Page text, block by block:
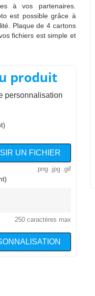
à vos partenaires.
est possible grâce à
Plaque de 4 cartons
fichiers est simple et
produit
personnalisation
UN FICHIER
.png .jpg .gif
250 caractères max